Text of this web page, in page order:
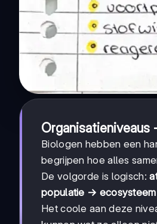
Organisatieniveaus
Biologen hebben een
begrijpen hoe alles
De volgorde is logisch:
populatie →
Het coole aan deze